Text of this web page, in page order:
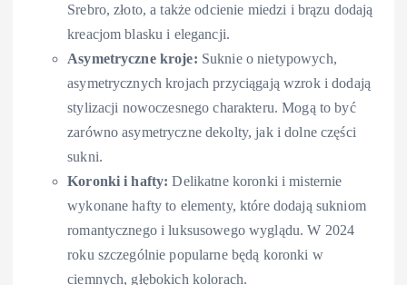
Srebro, złoto, a także odcienie miedzi i brązu dodają
kreacjom blasku i elegancji.
Asymetryczne kroje: Suknie o nietypowych,
asymetrycznych krojach przyciągają wzrok i dodają
stylizacji nowoczesnego charakteru. Mogą to być
zarówno asymetryczne dekolty, jak i dolne części
sukni.
Koronki i hafty: Delikatne koronki i misternie
wykonane hafty to elementy, które dodają sukniom
romantycznego i luksusowego wyglądu. W 2024
roku szczególnie popularne będą koronki w
ciemnych, głębokich kolorach.